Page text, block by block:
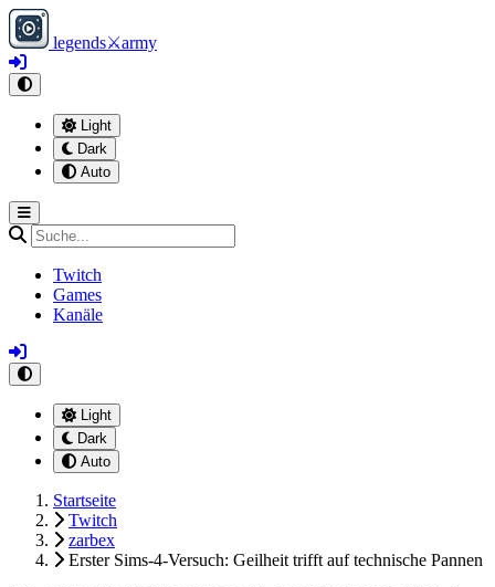
legends⚔army
Light
Dark
Auto
Twitch
Games
Kanäle
Light
Dark
Auto
Startseite
Twitch
zarbex
Erster Sims-4-Versuch: Geilheit trifft auf technische Pannen